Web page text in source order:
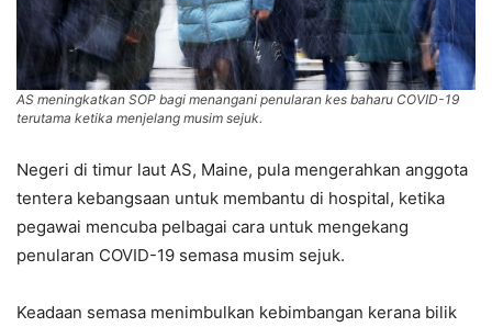
AS meningkatkan SOP bagi menangani penularan kes baharu COVID-19
terutama ketika menjelang musim sejuk.
Negeri di timur laut AS, Maine, pula mengerahkan anggota
tentera kebangsaan untuk membantu di hospital, ketika
pegawai mencuba pelbagai cara untuk mengekang
penularan COVID-19 semasa musim sejuk.
Keadaan semasa menimbulkan kebimbangan kerana bilik